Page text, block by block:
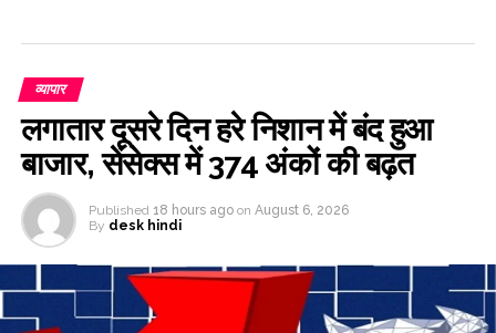
व्यापार
लगातार दूसरे दिन हरे निशान में बंद हुआ
बाजार, सेंसेक्स में 374 अंकों की बढ़त
Published 18 hours ago on August 6, 2026
By desk hindi